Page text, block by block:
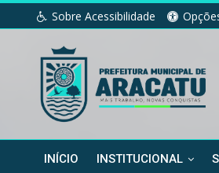
Sobre Acessibilidade
INÍCIO INSTITUCIONAL